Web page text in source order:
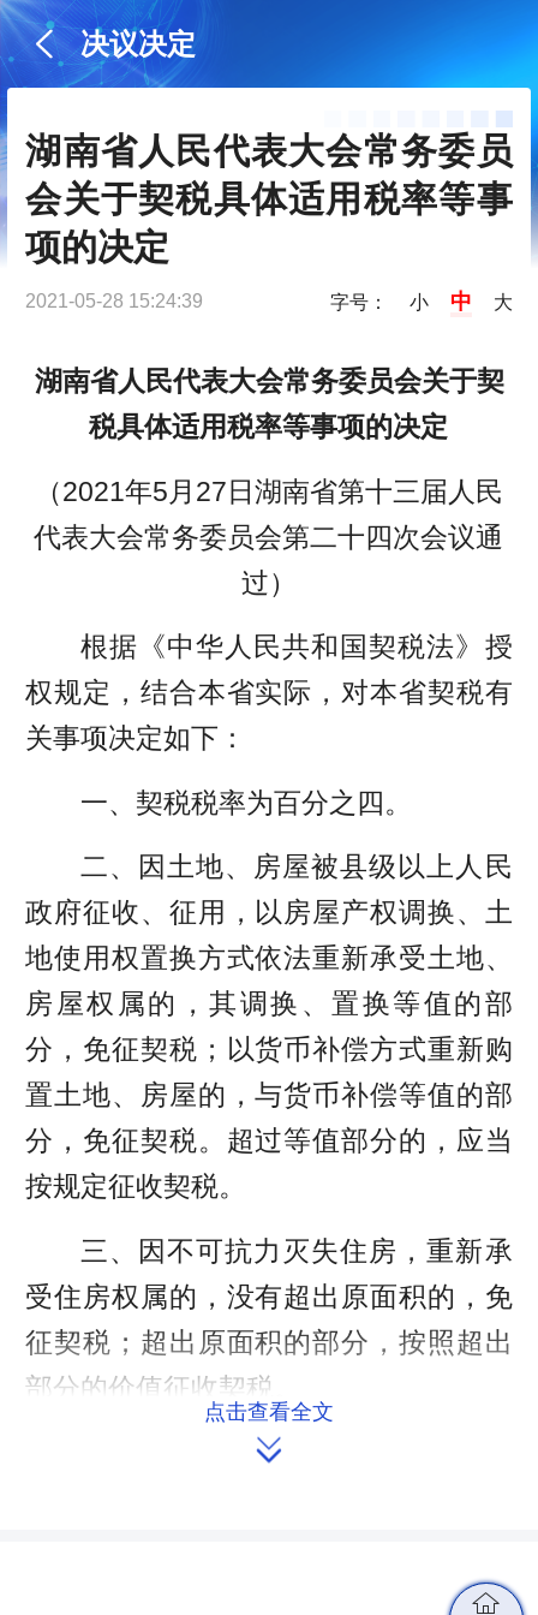
决议决定
湖南省人民代表大会常务委员
会关于契税具体适用税率等事
项的决定
2021-05-28 15:24:39 字号： 小 中 大
湖南省人民代表大会常务委员会关于契
税具体适用税率等事项的决定
（2021年5月27日湖南省第十三届人民
代表大会常务委员会第二十四次会议通
过）
根据《中华人民共和国契税法》授
权规定，结合本省实际，对本省契税有
关事项决定如下：
一、契税税率为百分之四。
二、因土地、房屋被县级以上人民
政府征收、征用，以房屋产权调换、土
地使用权置换方式依法重新承受土地、
房屋权属的，其调换、置换等值的部
分，免征契税；以货币补偿方式重新购
置土地、房屋的，与货币补偿等值的部
分，免征契税。超过等值部分的，应当
按规定征收契税。
三、因不可抗力灭失住房，重新承
受住房权属的，没有超出原面积的，免
征契税；超出原面积的部分，按照超出
部分的价值征收契税。
四、本决定自2021年9月1日起施
点击查看全文
